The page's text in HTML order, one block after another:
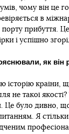
чому він це
в
порту прибуття.
і успішно
як він
історію країни,
не такої
Це було дивно,
Я